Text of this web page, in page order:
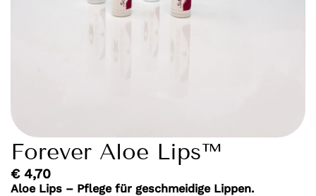
Forever Aloe Lips™
€4,70
Aloe Lips – Pflege für geschmeidige Lippen.